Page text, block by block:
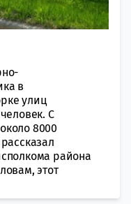
в
улиц
С
8000
района
этот